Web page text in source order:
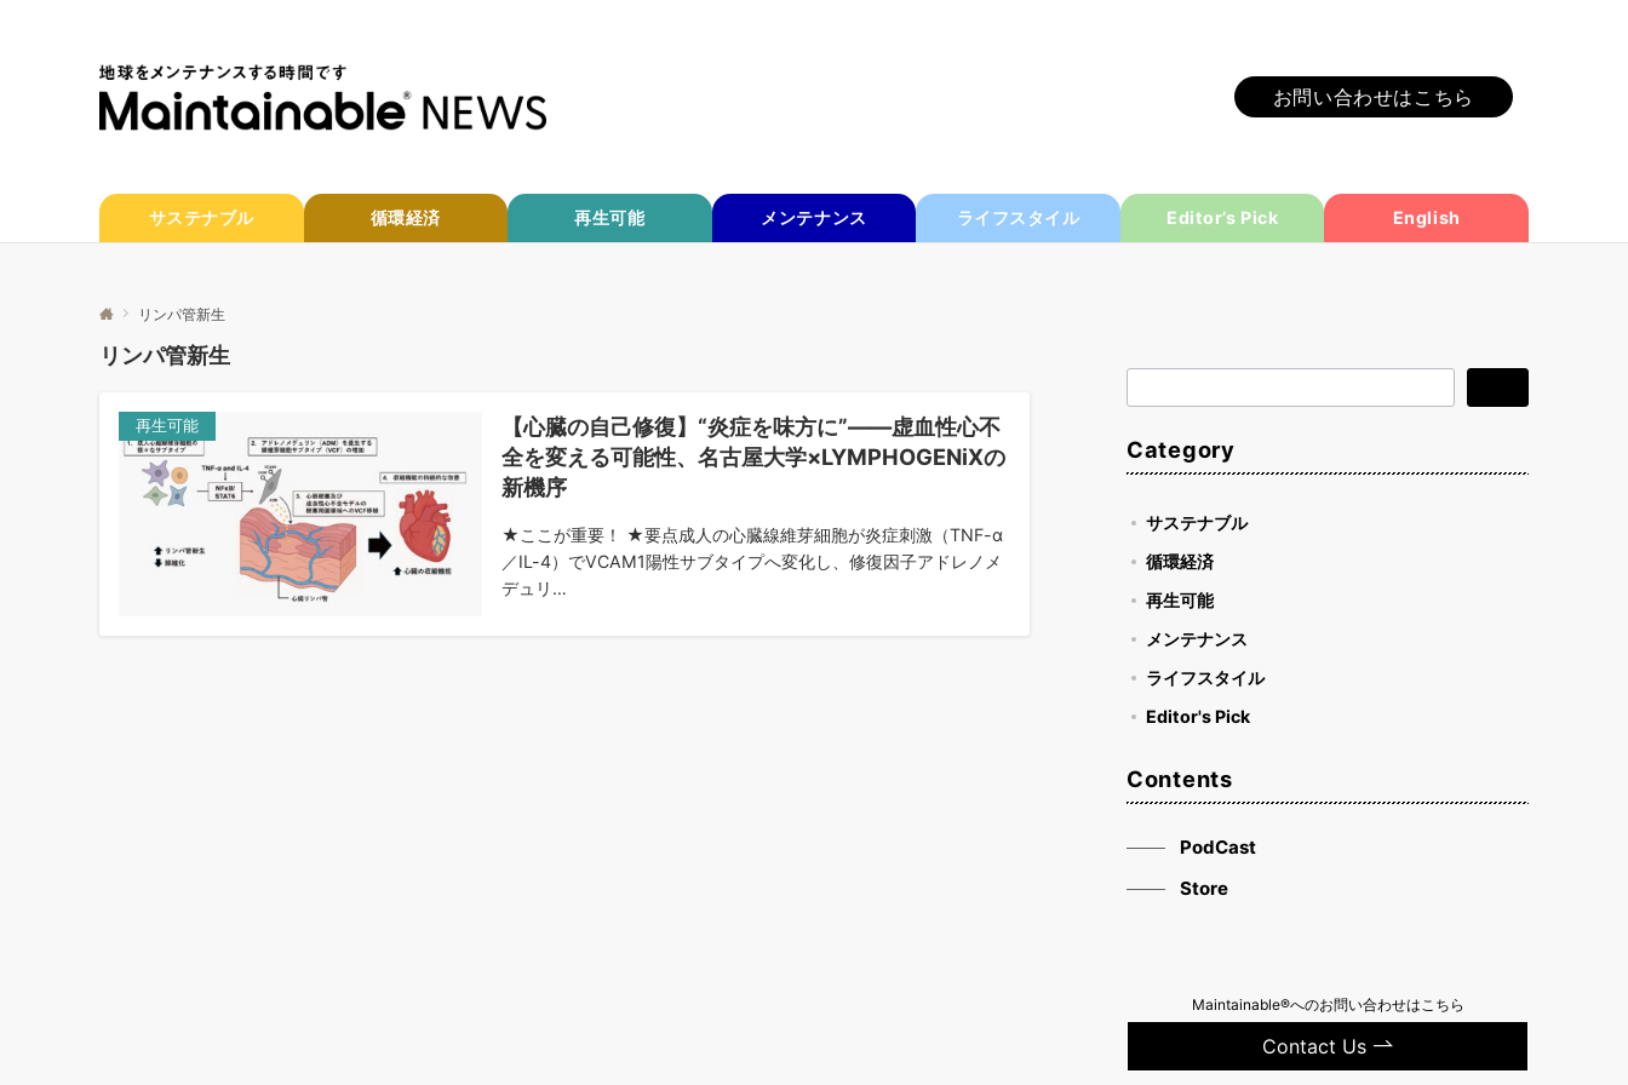
お問い合わせはこちら
サステナブル 循環経済 再生可能 メンテナンス ライフスタイル Editor’s Pick English
リンパ管新生
リンパ管新生
再生可能
【心臓の自己修復】“炎症を味方に”——虚血性心不
全を変える可能性、名古屋大学×LYMPHOGENiXの
新機序
★ここが重要！ ★要点成人の心臓線維芽細胞が炎症刺激（TNF-α
／IL-4）でVCAM1陽性サブタイプへ変化し、修復因子アドレノメ
デュリ…
索
Category
サステナブル
循環経済
再生可能
メンテナンス
ライフスタイル
Editor's Pick
Contents
PodCast
Store
Maintainable®へのお問い合わせはこちら
Contact Us